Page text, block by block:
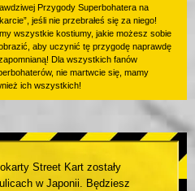
Przygody Superbohatera na
jeśli nie przebrałeś się za niego!
wszystkie kostiumy, jakie możesz sobie
aby uczynić tę przygodę naprawdę
Dla wszystkich fanów
nie martwcie się, mamy
ich wszystkich!
Street Kart zostały
w Japonii. Będziesz